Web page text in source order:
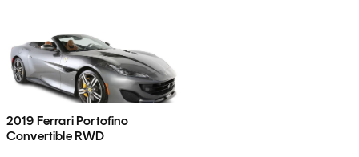
2019 Ferrari Portofino
Convertible RWD